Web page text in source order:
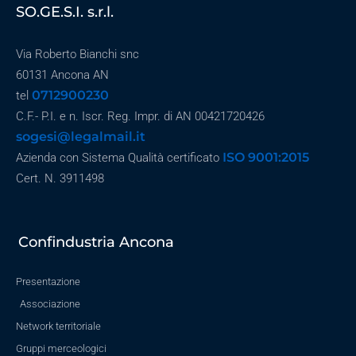
SO.GE.S.I. s.r.l.
Via Roberto Bianchi snc
60131 Ancona AN
tel 0712900230
C.F.- P.I. e n. Iscr. Reg. Impr. di AN 00421720426
sogesi@legalmail.it
Azienda con Sistema Qualità certificato ISO 9001:2015
Cert. N. 3911498
Confindustria Ancona
Presentazione
Associazione
Network territoriale
Gruppi merceologici